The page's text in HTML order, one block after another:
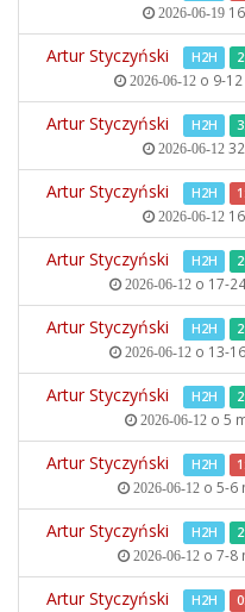
2026-06-19
Artur Styczyński H2H
2026-06-12o 9-12
Artur Styczyński H2H
2026-06-12
Artur Styczyński H2H
2026-06-12
Artur Styczyński H2H
2026-06-12 o 17-
Artur Styczyński H2H
2026-06-12 o 13-
Artur Styczyński H2H
2026-06-12o 5
Artur Styczyński H2H
2026-06-12 o 5-6
Artur Styczyński H2H
2026-06-12 o 7-8
Artur Styczyński H2H